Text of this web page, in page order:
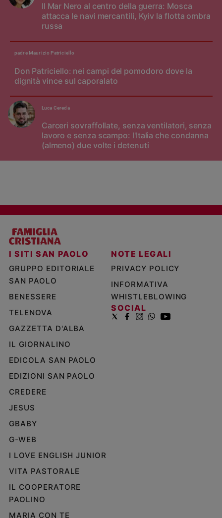
Il Mar Nero al centro della guerra: Mosca
attacca le navi mercantili, Kyiv la flotta ombra
russa
Don Patriciello: nei campi del pomodoro dove la
dignità vince sul caporalato
padre Maurizio Patriciello
Carceri sovraffollate, senza ventilatori, senza
lavoro e senza scampo: l'Italia che condanna
(almeno) due volte i detenuti
Luca Cereda
I SITI SAN PAOLO
GRUPPO EDITORIALE
SAN PAOLO
BENESSERE
TELENOVA
GAZZETTA D'ALBA
IL GIORNALINO
EDICOLA SAN PAOLO
EDIZIONI SAN PAOLO
CREDERE
JESUS
GBABY
G-WEB
I LOVE ENGLISH JUNIOR
VITA PASTORALE
IL COOPERATORE
PAOLINO
MARIA CON TE
NOTE LEGALI
PRIVACY POLICY
INFORMATIVA
WHISTLEBLOWING
SOCIAL